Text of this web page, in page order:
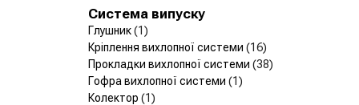
Система випуску
Глушник(1)
Кріплення вихлопної системи (16)
Прокладки вихлопної системи (38)
Гофра вихлопної системи (1)
Колектор (1)